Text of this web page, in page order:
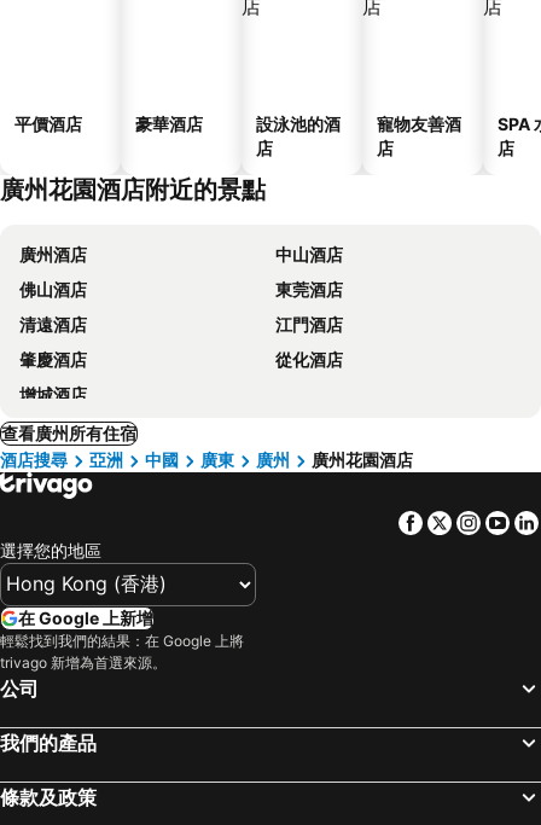
平價酒店 豪華酒店
設泳池的酒
店
寵物友善酒
店
SPA
店
廣州花園酒店附近的景點
廣州酒店
中山酒店
佛山酒店
東莞酒店
清遠酒店
江門酒店
肇慶酒店
從化酒店
增城酒店
查看廣州所有住宿
酒店搜尋
亞洲 中國 廣東 廣州 廣州花園酒店
Facebook
Twitter
選擇您的地區
在 Google 上新增
輕鬆找到我們的結果：在 Google 上將
trivago 新增為首選來源。
公司
我們的產品
條款及政策